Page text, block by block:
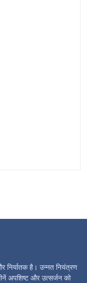
निर्यातक है। उन्नत नियंत्रण
अपशिष्ट और उत्सर्जन को